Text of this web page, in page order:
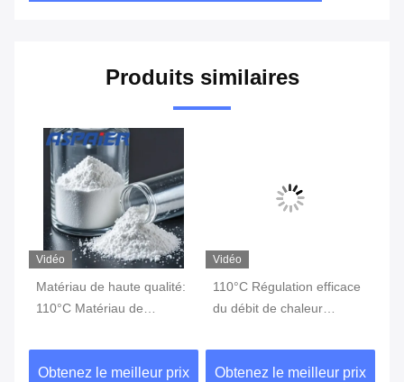
Produits similaires
Vidéo
Matériau de haute qualité:
110°C Matériau de
Obtenez le meilleur prix
Vidéo
110°C Régulation efficace
du débit de chaleur
Changement de phase
Stockage d'énergie
Obtenez le meilleur prix